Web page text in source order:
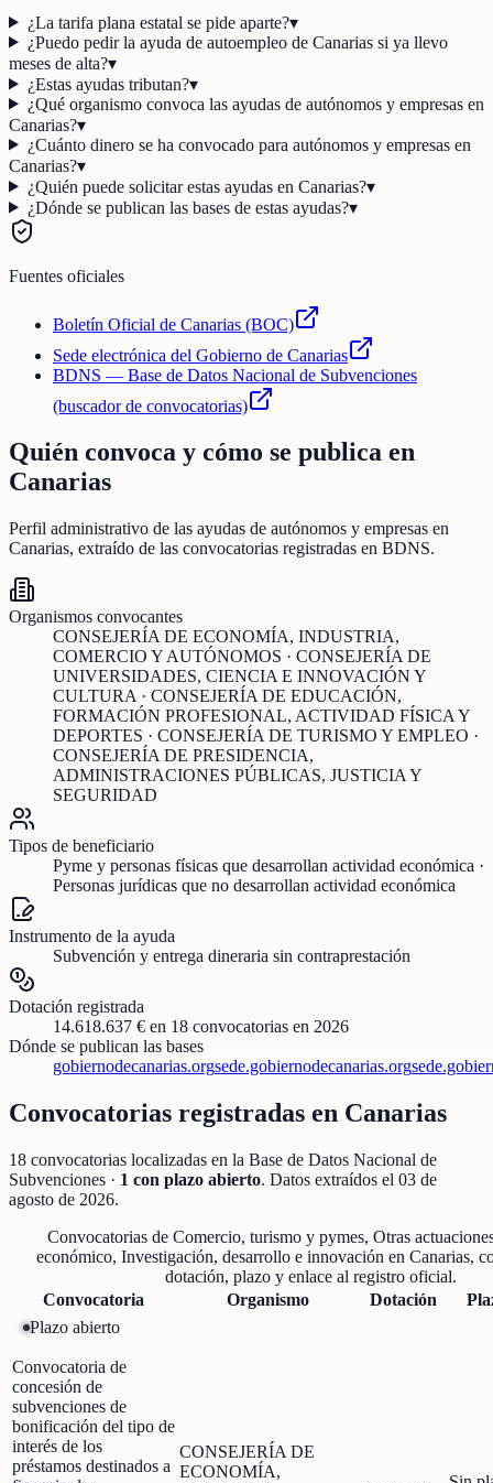
¿La tarifa plana estatal se pide aparte?▾
¿Puedo pedir la ayuda de autoempleo de Canarias si ya llevo
meses de alta?▾
¿Estas ayudas tributan?▾
¿Qué organismo convoca las ayudas de autónomos y empresas en
Canarias?▾
¿Cuánto dinero se ha convocado para autónomos y empresas en
Canarias?▾
¿Quién puede solicitar estas ayudas en Canarias?▾
¿Dónde se publican las bases de estas ayudas?▾
Fuentes oficiales
Boletín Oficial de Canarias (BOC)
Sede electrónica del Gobierno de Canarias
BDNS — Base de Datos Nacional de Subvenciones
(buscador de convocatorias)
Quién convoca y cómo se publica en
Canarias
Perfil administrativo de las ayudas de autónomos y empresas en
Canarias, extraído de las convocatorias registradas en BDNS.
Organismos convocantes
CONSEJERÍA DE ECONOMÍA, INDUSTRIA,
COMERCIO Y AUTÓNOMOS · CONSEJERÍA DE
UNIVERSIDADES, CIENCIA E INNOVACIÓN Y
CULTURA · CONSEJERÍA DE EDUCACIÓN,
FORMACIÓN PROFESIONAL, ACTIVIDAD FÍSICA Y
DEPORTES · CONSEJERÍA DE TURISMO Y EMPLEO ·
CONSEJERÍA DE PRESIDENCIA,
ADMINISTRACIONES PÚBLICAS, JUSTICIA Y
SEGURIDAD
Tipos de beneficiario
Pyme y personas físicas que desarrollan actividad económica ·
Personas jurídicas que no desarrollan actividad económica
Instrumento de la ayuda
Subvención y entrega dineraria sin contraprestación
Dotación registrada
14.618.637 € en 18 convocatorias en 2026
Dónde se publican las bases
gobiernodecanarias.orgsede.gobiernodecanarias.org
Convocatorias registradas en Canarias
18 convocatorias localizadas en la Base de Datos Nacional de
Subvenciones · 1 con plazo abierto. Datos extraídos el 03 de
agosto de 2026.
Convocatorias de Comercio, turismo y pymes, Otras
económico, Investigación, desarrollo e innovación en Canarias,
dotación, plazo y enlace al registro oficial.
Convocatoria
Organismo Dotación
Plazo abierto
Convocatoria de
concesión de
subvenciones de
bonificación del tipo de
interés de los
préstamos destinados a
CONSEJERÍA DE
ECONOMÍA,